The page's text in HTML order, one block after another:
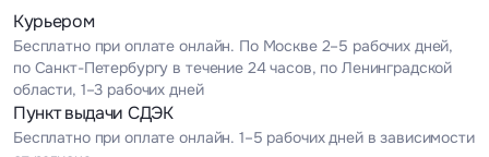
Курьером
Бесплатно при оплате онлайн. По Москве 2–5 рабочих дней,
по Санкт-Петербургу в течение 24 часов, по Ленинградской
области, 1–3 рабочих дней
Пункт выдачи СДЭК
Бесплатно при оплате онлайн. 1–5 рабочих дней в зависимости